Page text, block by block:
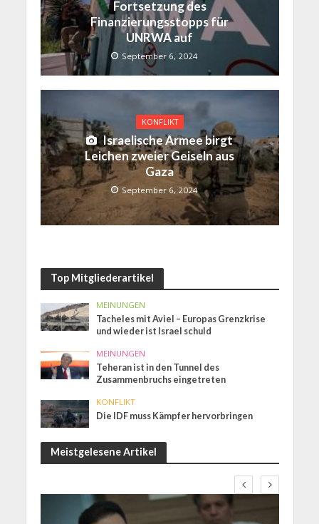
Fortsetzung des
Finanzierungsstopps für
UNRWA auf
September 6, 2024
KONFLIKT
Israelische Armee birgt
Leichen zweier Geiseln aus
Gaza
September 6, 2024
Top Mitgliederartikel
MEINUNGEN
Tacheles mit Aviel – Europas Grenzkrise
und wieder ist Israel schuld
MEINUNGEN
Teheran ist in den Tunnel des
Zusammenbruchs eingetreten
KONFLIKT
Die IDF muss Kämpfer hervorbringen
Meistgelesene Artikel